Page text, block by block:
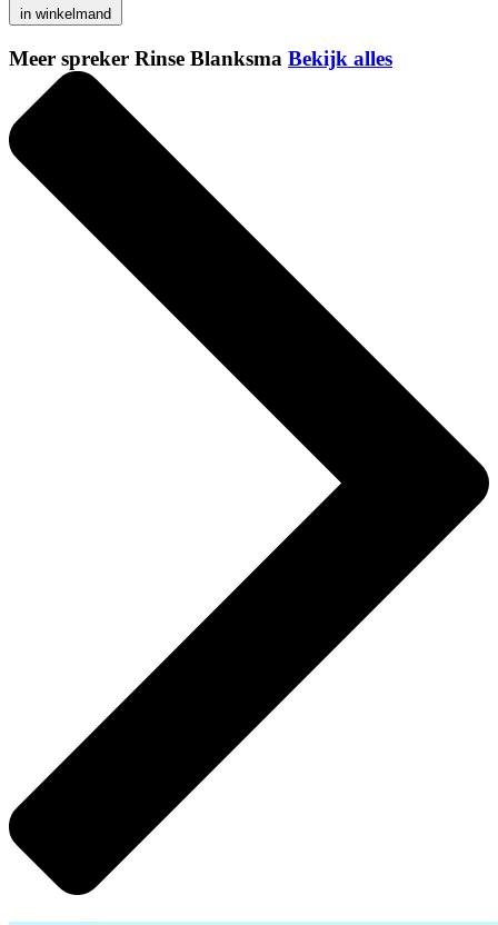
in winkelmand
Meer spreker Rinse Blanksma Bekijk alles